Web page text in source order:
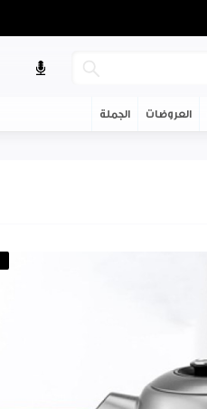
العروضات الجملة